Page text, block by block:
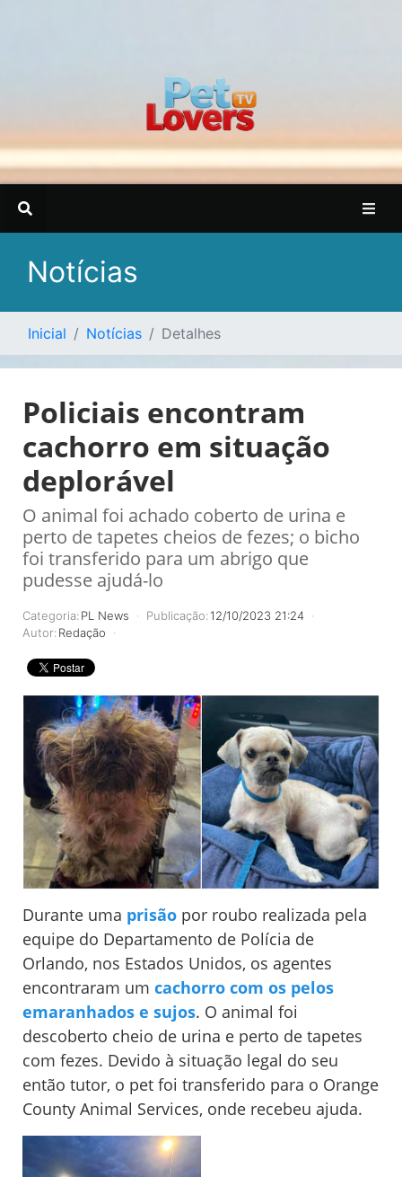
Notícias
Inicial Notícias Detalhes
Policiais encontram
cachorro em situação
deplorável
O animal foi achado coberto de urina e
perto de tapetes cheios de fezes; o bicho
foi transferido para um abrigo que
pudesse ajudá-lo
Categoria: PL News Publicação:12/10/2023 21:24
Autor: Redação
Durante uma prisão por roubo realizada pela
equipe do Departamento de Polícia de
Orlando, nos Estados Unidos, os agentes
encontraram um cachorro com os pelos
emaranhados e sujos. O animal foi
descoberto cheio de urina e perto de tapetes
com fezes. Devido à situação legal do seu
então tutor, o pet foi transferido para o Orange
County Animal Services, onde recebeu ajuda.